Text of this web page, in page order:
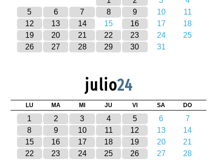
5
6 7 8 9 10
11
12
13 14 15 16 17
18
19
20 21 22 23 24
25
26
27 28 29 30 31
julio24
LU MA MI JU VI SA DO
1 2 3 4 5 6
7
8
9 10 11 12 13
14
15
16 17 18 19 20
21
22
23 24 25 26 27
28